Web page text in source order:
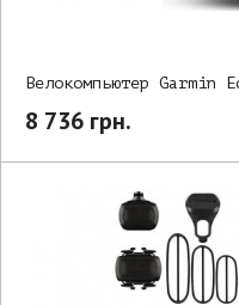
Велокомпьютер Garmin
8 736 грн.